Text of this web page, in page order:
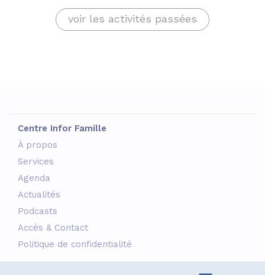
voir les activités passées
Centre Infor Famille
À propos
Services
Agenda
Actualités
Podcasts
Accès & Contact
Politique de confidentialité